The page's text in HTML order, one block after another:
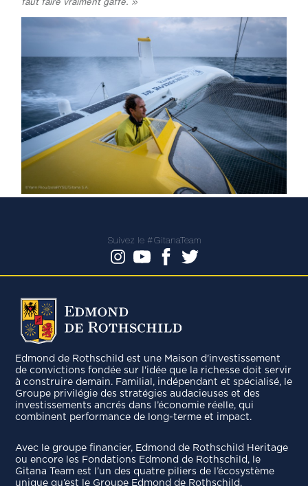
Suivez le #GitanaTeam
Edmond de Rothschild est une Maison d'investissement
de convictions fondée sur l'idée que la richesse doit servir
à construire demain. Familial, indépendant et spécialisé, le
Groupe privilégie des stratégies audacieuses et des
investissements ancrés dans l’économie réelle, qui
combinent performance de long-terme et impact.
Avec le groupe ﬁnancier, Edmond de Rothschild Heritage
ou encore les Fondations Edmond de Rothschild, le
Gitana Team est l’un des quatre piliers de l’écosystème
unique qu’est le Groupe Edmond de Rothschild.